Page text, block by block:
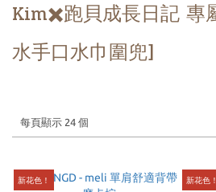
Kim✖️跑貝成長日記 專
水手口水巾圍兜]
每頁顯示 24 個
新花色！ 新花色！